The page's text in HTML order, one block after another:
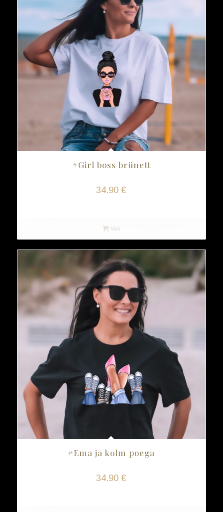
#Girl boss brünett
34.90€
Vali
#Ema ja kolm poega
34.90€